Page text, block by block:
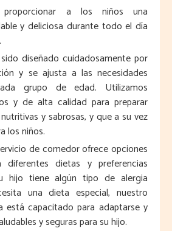
proporcionar a los niños una
y deliciosa durante todo el día
diseñado cuidadosamente por
y se ajusta a las necesidades
grupo de edad. Utilizamos
y de alta calidad para preparar
y sabrosas, y que a su vez
los niños.
de comedor ofrece opciones
dietas y preferencias
hijo tiene algún tipo de alergia
una dieta especial, nuestro
está capacitado para adaptarse y
y seguras para su hijo.